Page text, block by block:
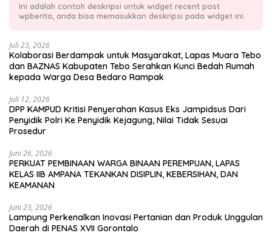
Ini adalah contoh deskripsi untuk widget recent post
wpberita, anda bisa memasukkan deskripsi pada widget ini.
Juli 23, 2026
Kolaborasi Berdampak untuk Masyarakat, Lapas Muara Tebo
dan BAZNAS Kabupaten Tebo Serahkan Kunci Bedah Rumah
kepada Warga Desa Bedaro Rampak
Juli 12, 2026
DPP KAMPUD Kritisi Penyerahan Kasus Eks Jampidsus Dari
Penyidik Polri Ke Penyidik Kejagung, Nilai Tidak Sesuai
Prosedur
Juni 26, 2026
PERKUAT PEMBINAAN WARGA BINAAN PEREMPUAN, LAPAS
KELAS IIB AMPANA TEKANKAN DISIPLIN, KEBERSIHAN, DAN
KEAMANAN
Juni 23, 2026
Lampung Perkenalkan Inovasi Pertanian dan Produk Unggulan
Daerah di PENAS XVII Gorontalo